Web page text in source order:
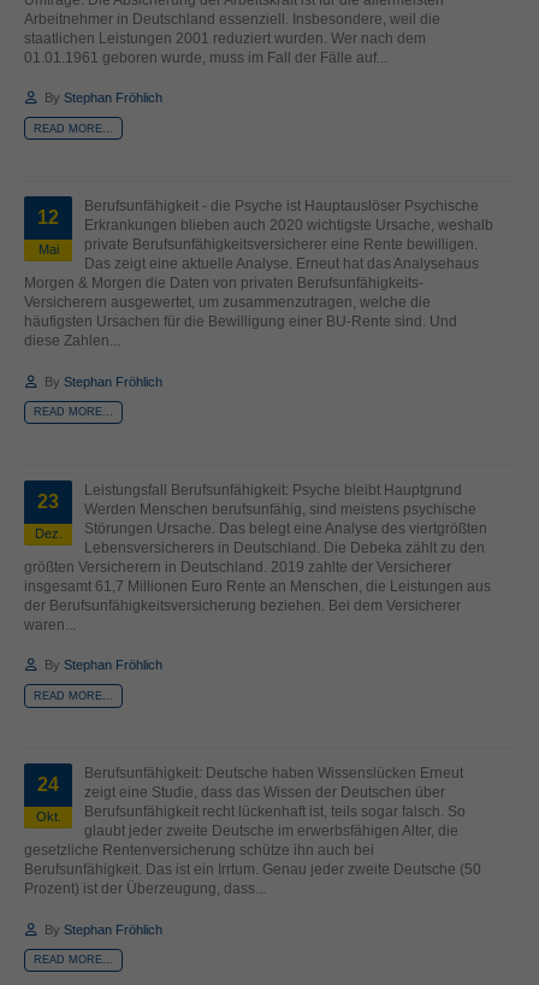
Arbeitnehmer in Deutschland essenziell. Insbesondere, weil die
staatlichen Leistungen 2001 reduziert wurden. Wer nach dem
01.01.1961 geboren wurde, muss im Fall der Fälle auf...
By Stephan Fröhlich
READ MORE...
12
Mai
Berufsunfähigkeit - die Psyche ist Hauptauslöser Psychische
Erkrankungen blieben auch 2020 wichtigste Ursache, weshalb
private Berufsunfähigkeitsversicherer eine Rente bewilligen.
Das zeigt eine aktuelle Analyse. Erneut hat das Analysehaus
Morgen & Morgen die Daten von privaten Berufsunfähigkeits-
Versicherern ausgewertet, um zusammenzutragen, welche die
häufigsten Ursachen für die Bewilligung einer BU-Rente sind. Und
diese Zahlen...
By Stephan Fröhlich
READ MORE...
23
Dez.
Leistungsfall Berufsunfähigkeit: Psyche bleibt Hauptgrund
Werden Menschen berufsunfähig, sind meistens psychische
Störungen Ursache. Das belegt eine Analyse des viertgrößten
Lebensversicherers in Deutschland. Die Debeka zählt zu den
größten Versicherern in Deutschland. 2019 zahlte der Versicherer
insgesamt 61,7 Millionen Euro Rente an Menschen, die Leistungen aus
der Berufsunfähigkeitsversicherung beziehen. Bei dem Versicherer
waren...
By Stephan Fröhlich
READ MORE...
24
Okt.
Berufsunfähigkeit: Deutsche haben Wissenslücken Erneut
zeigt eine Studie, dass das Wissen der Deutschen über
Berufsunfähigkeit recht lückenhaft ist, teils sogar falsch. So
glaubt jeder zweite Deutsche im erwerbsfähigen Alter, die
gesetzliche Rentenversicherung schütze ihn auch bei
Berufsunfähigkeit. Das ist ein Irrtum. Genau jeder zweite Deutsche (50
Prozent) ist der Überzeugung, dass...
By Stephan Fröhlich
READ MORE...
helfen, diese Website und Ihre Erfahrung zu verbessern.
Personenbezogene Daten können verarbeitet werden (z. B. IP-
Adressen), z. B. für personalisierte Anzeigen und Inhalte oder
Verwendung Ihrer Daten finden Sie in unserer
Datenschutzerklärung
Cookies auswählen.
Alle akzeptieren Speichern
Zurück Nur essenzielle Cookies akzeptieren
Datenschutzeinstellungen
Essenzielle Cookies ermöglichen grundlegende Funktionen und sind für
die einwandfreie Funktion der Website erforderlich.
Externe Medien (2)
Inhalte von Videoplattformen und Social-Media-Plattformen werden
standardmäßig blockiert. Wenn Cookies von externen Medien akzeptiert
werden, bedarf der Zugriff auf diese Inhalte keiner manuellen Einwilligung
mehr.
powered by Borlabs Cookie